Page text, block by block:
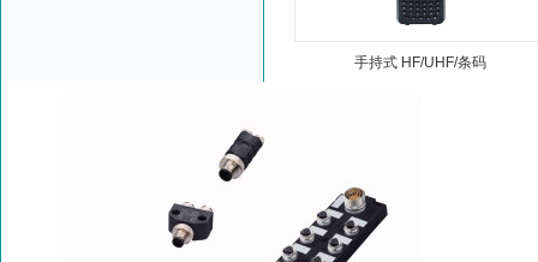
手持式 HF/UHF/条码